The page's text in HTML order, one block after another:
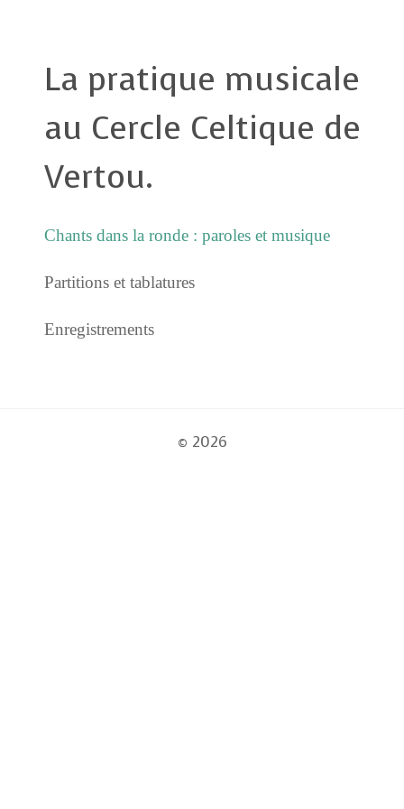
La pratique musicale
au Cercle Celtique de
Vertou.
Chants dans la ronde : paroles et musique
Partitions et tablatures
Enregistrements
© 2026